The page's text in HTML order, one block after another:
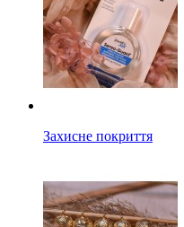
Захисне покриття